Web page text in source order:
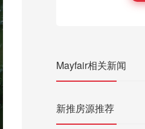
Mayfair相关新闻
新推房源推荐